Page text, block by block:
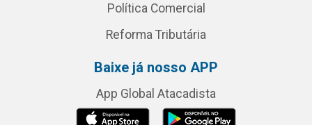
Política Comercial
Reforma Tributária
Baixe já nosso APP
App Global Atacadista